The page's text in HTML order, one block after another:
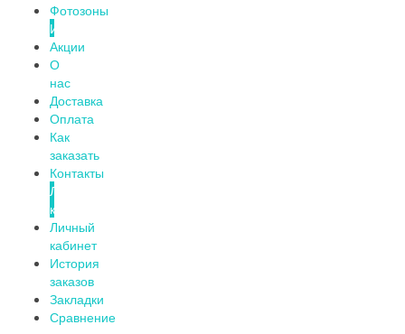
Фотозоны
Информация
Акции
О
нас
Доставка
Оплата
Как
заказать
Контакты
Личный
кабинет
Личный
кабинет
История
заказов
Закладки
Сравнение